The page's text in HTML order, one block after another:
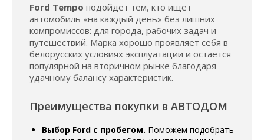
Ford Tempo подойдёт тем, кто ищет
автомобиль «на каждый день» без лишних
компромиссов: для города, рабочих задач и
путешествий. Марка хорошо проявляет себя в
белорусских условиях эксплуатации и остаётся
популярной на вторичном рынке благодаря
удачному балансу характеристик.
Преимущества покупки в АВТОДОМ
Выбор Ford с пробегом. Поможем подобрать